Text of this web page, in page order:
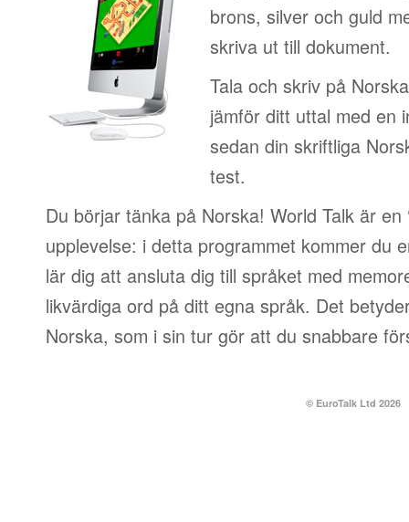
brons, silver och guld
skriva ut till dokument.
Tala och skriv på
jämför ditt uttal med en
sedan din skriftliga
test.
Du börjar tänka på Norska! World Talk är en
upplevelse: i detta programmet kommer du
lär dig att ansluta dig till språket med
likvärdiga ord på ditt egna språk. Det
Norska, som i sin tur gör att du snabbare
© EuroTalk Ltd 2026